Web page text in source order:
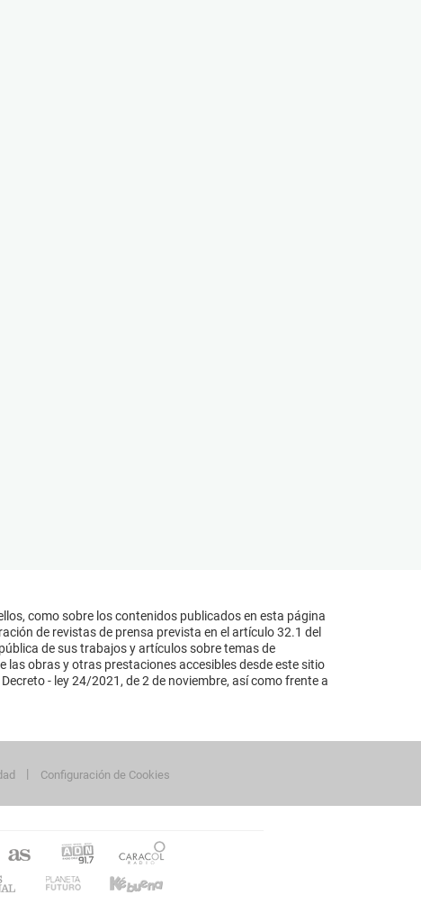
como sobre los contenidos publicados en esta página
de revistas de prensa prevista en el artículo 32.1 del
de sus trabajos y artículos sobre temas de
las obras y otras prestaciones accesibles desde este sitio
- ley 24/2021, de 2 de noviembre, así como frente a
Configuración de Cookies